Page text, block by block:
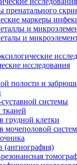
пренатального
маркеры
и
и
исследования
полости и
системы
грудной клетки
мочеполовой
(ангиография)